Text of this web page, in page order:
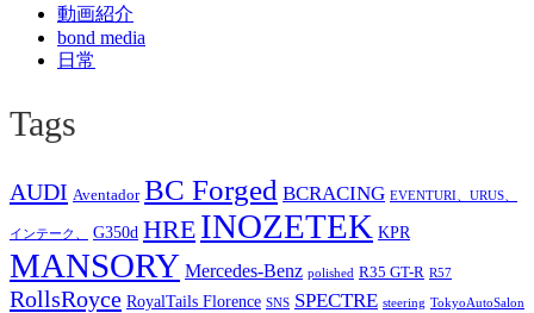
動画紹介
bond media
日常
Tags
AUDI Aventador BC Forged BCRACING EVENTURI、URUS、
インテーク、 G350d HRE INOZETEK KPR
MANSORY Mercedes-Benz polished R35 GT-R R57
RollsRoyce RoyalTails Florence SNS SPECTRE steering TokyoAutoSalon